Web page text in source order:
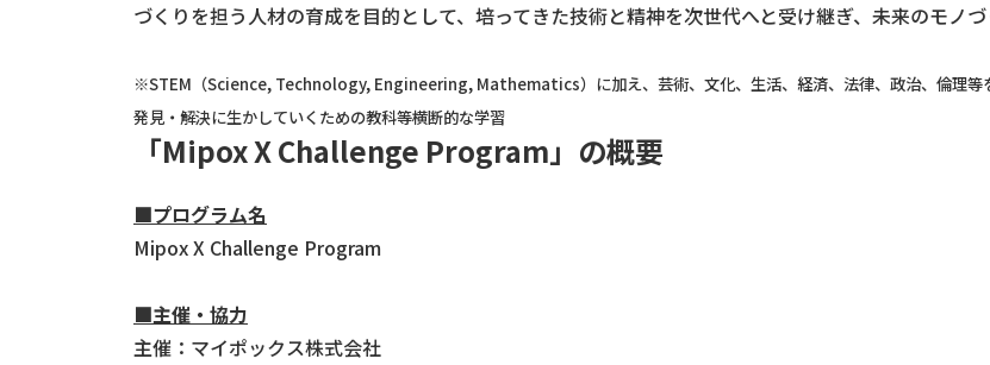
づくりを担う人材の育成を目的として、培ってきた技術と精神を次世代へと受け継ぎ、未来のモノ
※STEM（Science, Technology, Engineering, Mathematics）に加え、芸術、文化、生活、経済、法律、政治、倫理等
発見・解決に生かしていくための教科等横断的な学習
「Mipox X Challenge Program」の概要
■プログラム名
Mipox X Challenge Program
■主催・協力
主催：マイポックス株式会社